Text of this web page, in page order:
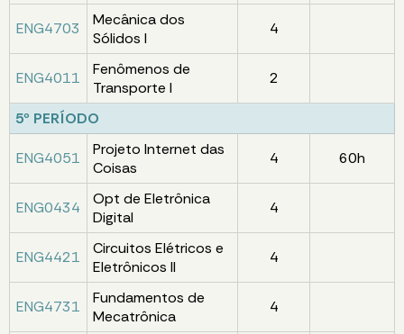
ENG4703
Mecânica dos
Sólidos I
4
ENG4011
Fenômenos de
Transporte I
2
5º PERÍODO
ENG4051
Projeto Internet das
Coisas
4 60h
ENG0434
Opt de Eletrônica
Digital
4
ENG4421
Circuitos Elétricos e
Eletrônicos II
4
ENG4731
Fundamentos de
Mecatrônica
4